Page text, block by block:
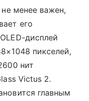
менее важен,
его
дисплей
пикселей,
нит
Victus 2.
главным